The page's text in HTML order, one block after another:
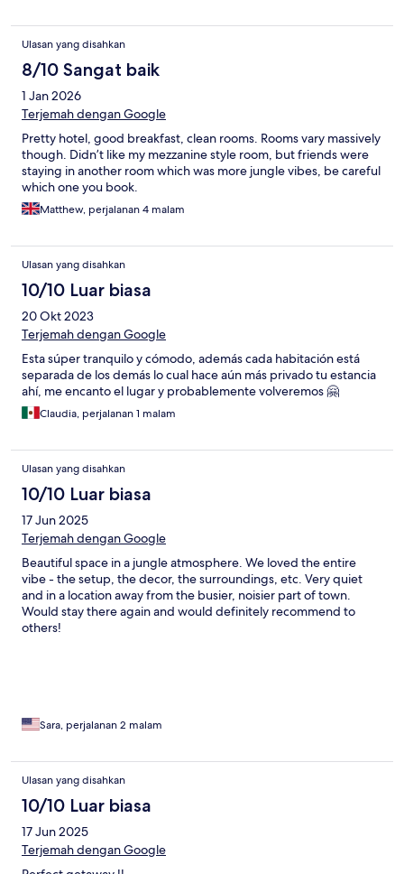
Ulasan yang disahkan
8/10 Sangat baik
1 Jan 2026
Terjemah dengan Google
Pretty hotel, good breakfast, clean rooms. Rooms vary massively
though. Didn’t like my mezzanine style room, but friends were
staying in another room which was more jungle vibes, be careful
which one you book.
Matthew, perjalanan 4 malam
Ulasan yang disahkan
10/10 Luar biasa
20 Okt 2023
Terjemah dengan Google
Esta súper tranquilo y cómodo, además cada habitación está
separada de los demás lo cual hace aún más privado tu estancia
ahí, me encanto el lugar y probablemente volveremos 🤗
Claudia, perjalanan 1 malam
Ulasan yang disahkan
10/10 Luar biasa
17 Jun 2025
Terjemah dengan Google
Beautiful space in a jungle atmosphere. We loved the entire
vibe - the setup, the decor, the surroundings, etc. Very quiet
and in a location away from the busier, noisier part of town.
Would stay there again and would definitely recommend to
others!
Sara, perjalanan 2 malam
Ulasan yang disahkan
10/10 Luar biasa
17 Jun 2025
Terjemah dengan Google